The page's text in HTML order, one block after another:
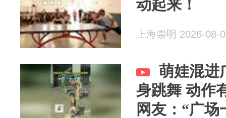
动起来！
上海崇明 2026-08-
萌娃混进
身跳舞 动作
网友：“广场